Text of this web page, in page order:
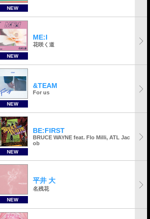
NEW
NEW
ME:I
花咲く道
NEW
&TEAM
For us
NEW
BE:FIRST
BRUCE WAYNE feat. Flo Milli, ATL Jac
ob
NEW
平井 大
名残花